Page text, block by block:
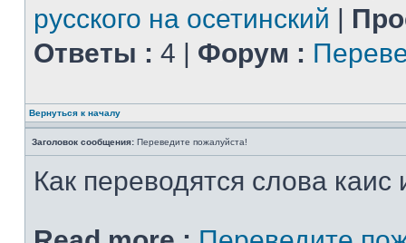
русского на осетинский |
Ответы : 4 | Форум :
Вернуться к началу
Заголовок сообщения: Переведите пожалуйста!
Как переводятся слова каис